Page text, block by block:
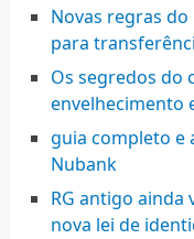
Novas regras
para
Os segredos do
envelhecimento
guia completo e
Nubank
RG antigo ainda
nova lei de